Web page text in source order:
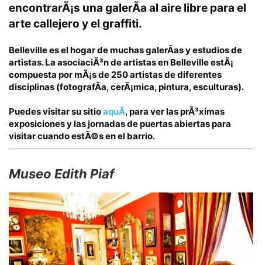
encontrarÃ¡s una galerÃ­a al aire libre para el
arte callejero y el graffiti.
Belleville es el hogar de muchas galerÃ­as y estudios de
artistas.La asociaciÃ³n de artistas en Belleville estÃ¡
compuesta por mÃ¡s de 250 artistas de diferentes
disciplinas (fotografÃ­a, cerÃ¡mica, pintura, esculturas).
Puedes visitar su sitioaquÃ­, para ver las prÃ³ximas
exposiciones y las jornadas de puertas abiertas para
visitar cuando estÃ©s en el barrio.
Museo Edith Piaf